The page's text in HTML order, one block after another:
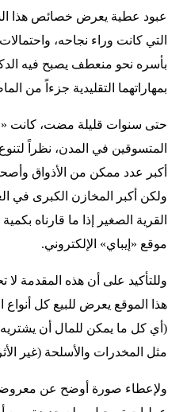
عبود عطية يعرض خصائص هذا
التي كانت وراء نجاحه،
بأسره نحو منعطف يصبح فيه
بمهاراتهما التقليدية جزءاً من
حتى سنوات قليلة مضت، كانت
المتسوقين في المدن، نظراً
أكبر عدد ممكن من الأذواق
ولكن أكبر المخازن الكبرى في
القرية الصغير إذا ما قارناه
موقع «إيباي» الإلكتروني.
وللتأكيد على أن هذه المقدمة لا
هذا الموقع يعرض للبيع كل
(أي كل ما يمكن للمال أن يشتريه)
مثل المخدرات والأسلحة (غير
ولإعطاء صورة أوضح عن